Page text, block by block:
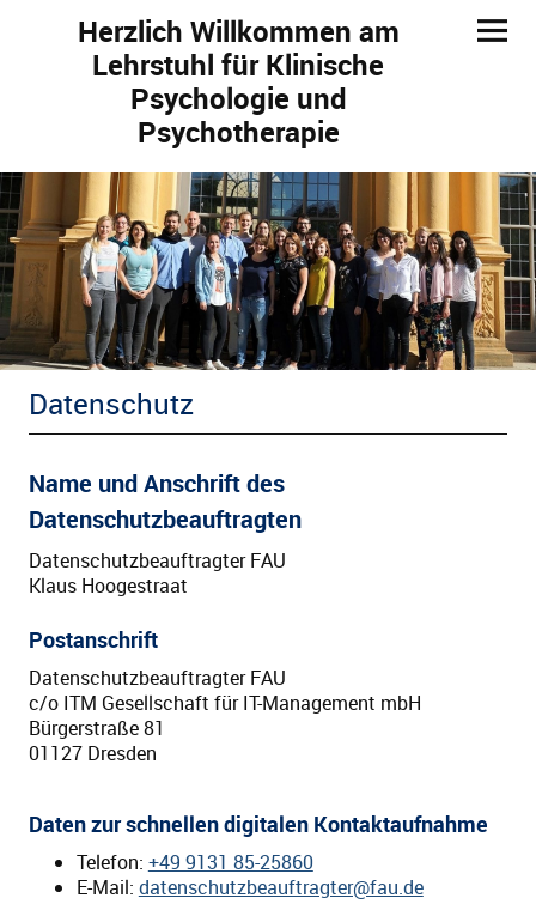
Herzlich Willkommen am
Lehrstuhl für Klinische
Psychologie und
Psychotherapie
Menü aufklappen
Menü aufklappen
Datenschutz
Name und Anschrift des
Datenschutzbeauftragten
Datenschutzbeauftragter FAU
Klaus Hoogestraat
Postanschrift
Datenschutzbeauftragter FAU
c/o ITM Gesellschaft für IT-Management mbH
Bürgerstraße 81
01127 Dresden
Daten zur schnellen digitalen Kontaktaufnahme
Telefon: +49 9131 85-25860
E-Mail: datenschutzbeauftragter@fau.de